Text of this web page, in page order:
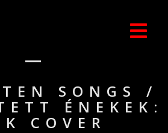
SONGS /
ÉNEKEK:
COVER